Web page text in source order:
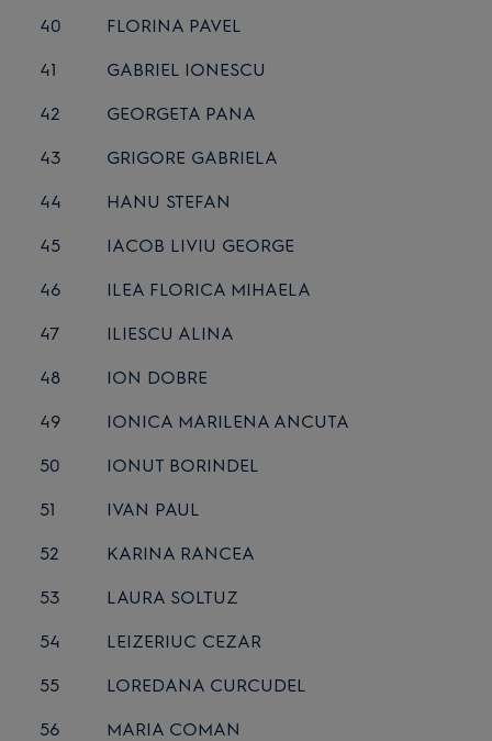
40
FLORINA PAVEL
41
GABRIEL IONESCU
42
GEORGETA PANA
43
GRIGORE GABRIELA
44
HANU STEFAN
45
IACOB LIVIU GEORGE
46
ILEA FLORICA MIHAELA
47
ILIESCU ALINA
48
ION DOBRE
49
IONICA MARILENA ANCUTA
50
IONUT BORINDEL
51
IVAN PAUL
52
KARINA RANCEA
53
LAURA SOLTUZ
54
LEIZERIUC CEZAR
55
LOREDANA CURCUDEL
56
MARIA COMAN